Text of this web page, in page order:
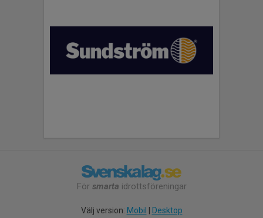
För smarta idrottsföreningar
Välj version: Mobil Desktop